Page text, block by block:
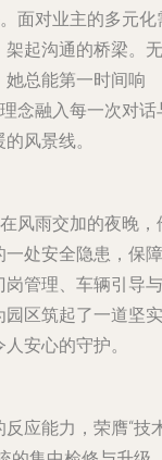
面对业主的多元化
起沟通的桥梁。无
总能第一时间响
念融入每一次对话
风景线。
风雨交加的夜晚，
处安全隐患，保障
管理、车辆引导与
区筑起了一道坚实
安心的守护。
应能力，荣膺“技